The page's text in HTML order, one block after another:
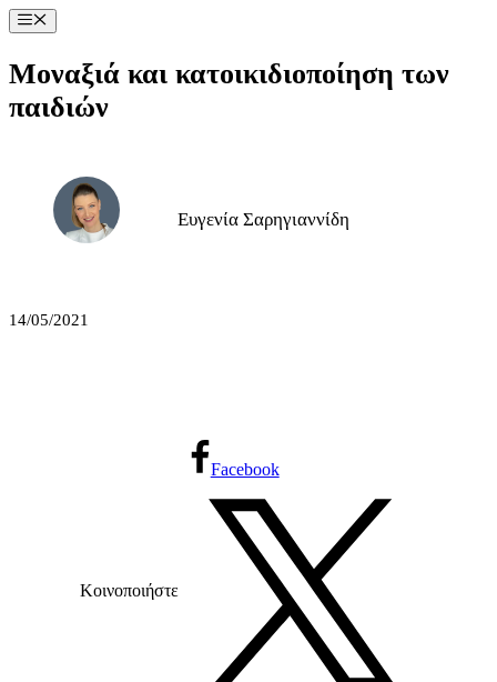
Μετάβαση
σε
Μενού
Μοναξιά και κατοικιδιοποίηση των
παιδιών
Ευγενία Σαρηγιαννίδη
14/05/2021
Κοινοποιήστε
Facebook